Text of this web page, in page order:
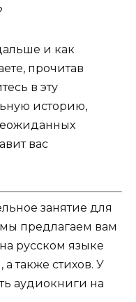
и как
прочитав
в эту
историю,
вас
занятие для
предлагаем вам
русском языке
также стихов. У
аудиокниги на